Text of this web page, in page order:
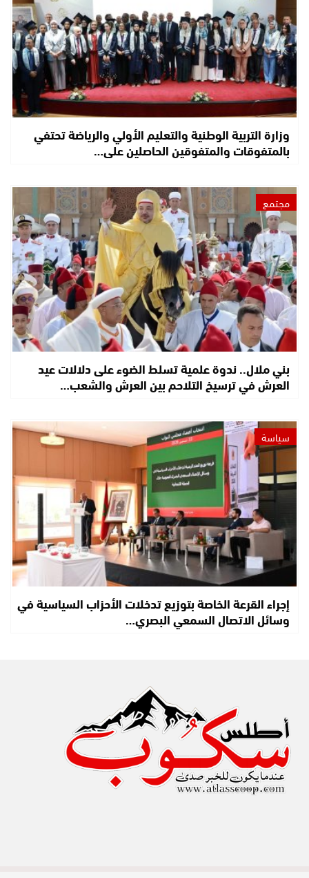
وزارة التربية الوطنية والتعليم الأولي والرياضة تحتفي
بالمتفوقات والمتفوقين الحاصلين على…
مجتمع
بني ملال.. ندوة علمية تسلط الضوء على دلالات عيد
العرش في ترسيخ التلاحم بين العرش والشعب…
سياسة
إجراء القرعة الخاصة بتوزيع تدخلات الأحزاب السياسية في
وسائل الاتصال السمعي البصري…